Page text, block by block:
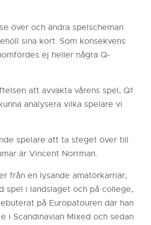
över och ändra spelscheman
sina kort. Som konsekvens
ej heller några Q-
att avvakta vårens spel, Q1
analysera vilka spelare vi
spelare att ta steget över till
är Vincent Norrman.
från en lysande amatörkarriär,
spel i landslaget och på college,
på Europatouren där han
i Scandinavian Mixed och sedan